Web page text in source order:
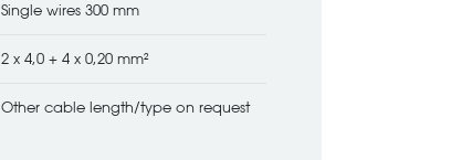
Single wires 300 mm
2 x 4,0 + 4 x 0,20 mm²
Other cable length/type on request